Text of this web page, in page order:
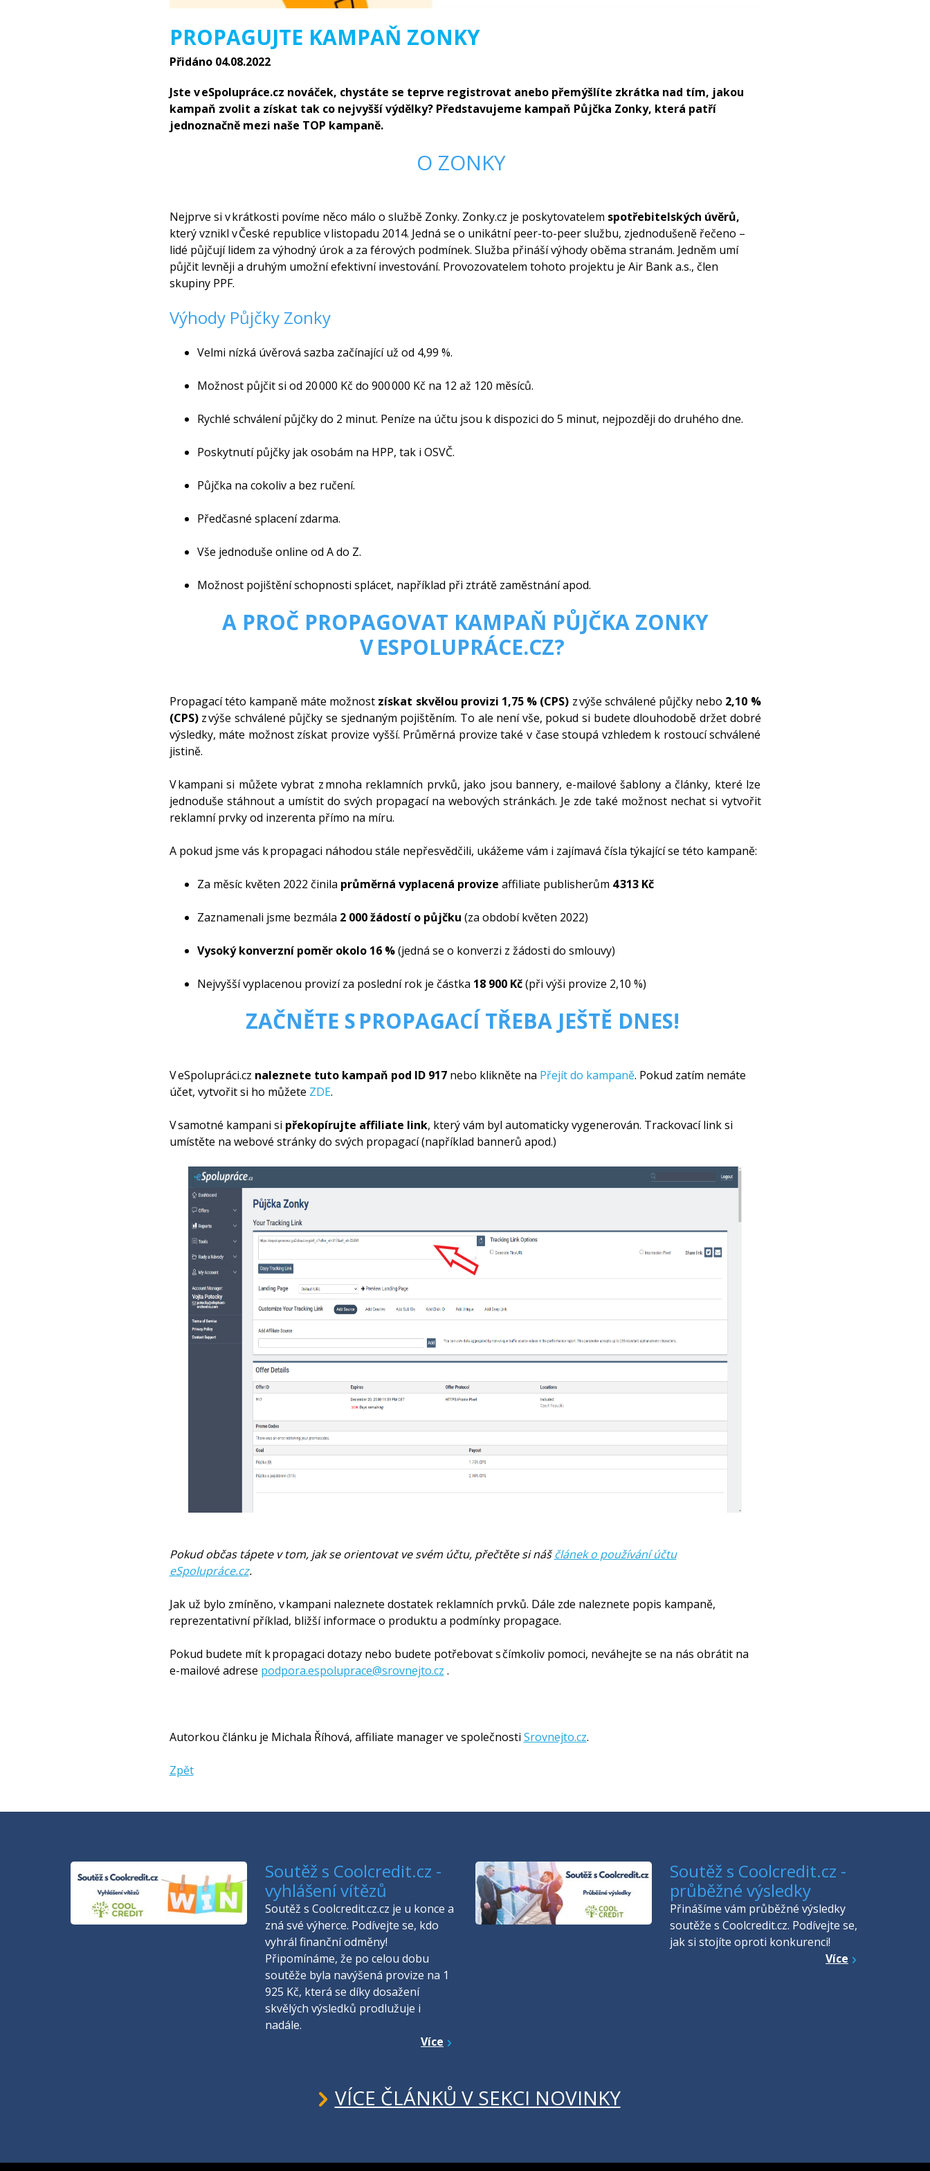
PROPAGUJTE KAMPAŇ ZONKY
Přidáno 04.08.2022
Jste v eSpolupráce.cz nováček, chystáte se teprve registrovat anebo přemýšlíte zkrátka nad tím, jakou
kampaň zvolit a získat tak co nejvyšší výdělky? Představujeme kampaň Půjčka Zonky, která patří
jednoznačně mezi naše TOP kampaně.
O ZONKY
Nejprve si v krátkosti povíme něco málo o službě Zonky. Zonky.cz je poskytovatelem spotřebitelských úvěrů,
který vznikl v České republice v listopadu 2014. Jedná se o unikátní peer-to-peer službu, zjednodušeně řečeno –
lidé půjčují lidem za výhodný úrok a za férových podmínek. Služba přináší výhody oběma stranám. Jedněm umí
půjčit levněji a druhým umožní efektivní investování. Provozovatelem tohoto projektu je Air Bank a.s., člen
skupiny PPF.
Výhody Půjčky Zonky
Velmi nízká úvěrová sazba začínající už od 4,99 %.
Možnost půjčit si od 20 000 Kč do 900 000 Kč na 12 až 120 měsíců.
Rychlé schválení půjčky do 2 minut. Peníze na účtu jsou k dispozici do 5 minut, nejpozději do druhého dne.
Poskytnutí půjčky jak osobám na HPP, tak i OSVČ.
Půjčka na cokoliv a bez ručení.
Předčasné splacení zdarma.
Vše jednoduše online od A do Z.
Možnost pojištění schopnosti splácet, například při ztrátě zaměstnání apod.
A PROČ PROPAGOVAT KAMPAŇ PŮJČKA ZONKY
V ESPOLUPRÁCE.CZ?
Propagací této kampaně máte možnost získat skvělou provizi 1,75 % (CPS) z výše schválené půjčky nebo 2,10 %
(CPS)z výše schválené půjčky se sjednaným pojištěním. To ale není vše, pokud si budete dlouhodobě držet dobré
výsledky, máte možnost získat provize vyšší. Průměrná provize také v čase stoupá vzhledem k rostoucí schválené
jistině.
V kampani si můžete vybrat z mnoha reklamních prvků, jako jsou bannery, e-mailové šablony a články, které lze
jednoduše stáhnout a umístit do svých propagací na webových stránkách. Je zde také možnost nechat si vytvořit
reklamní prvky od inzerenta přímo na míru.
A pokud jsme vás k propagaci náhodou stále nepřesvědčili, ukážeme vám i zajímavá čísla týkající se této kampaně:
Za měsíc květen 2022 činila průměrná vyplacená provize affiliate publisherům 4 313 Kč
Zaznamenali jsme bezmála 2 000žádostí o půjčku (za období květen 2022)
Vysoký konverzní poměr okolo 16 %(jedná se o konverzi z žádosti do smlouvy)
Nejvyšší vyplacenou provizí za poslední rok je částka 18 900 Kč(při výši provize 2,10 %)
ZAČNĚTE S PROPAGACÍ TŘEBA JEŠTĚ DNES!
V eSpolupráci.cz naleznete tuto kampaň pod ID 917nebo klikněte na Přejít do kampaně. Pokud zatím nemáte
účet, vytvořit si ho můžete ZDE.
V samotné kampani si překopírujte affiliate link, který vám byl automaticky vygenerován. Trackovací link si
umístěte na webové stránky do svých propagací (například bannerů apod.)
Pokud občas tápete v tom, jak se orientovat ve svém účtu, přečtěte si náščlánek o používání účtu
eSpolupráce.cz.
Jak už bylo zmíněno, v kampani naleznete dostatek reklamních prvků. Dále zde naleznete popis kampaně,
reprezentativní příklad, bližší informace o produktu a podmínky propagace.
Pokud budete mít k propagaci dotazy nebo budete potřebovat s čímkoliv pomoci, neváhejte se na nás obrátit na
e-mailové adrese podpora.espoluprace@srovnejto.cz .
Autorkou článku je Michala Říhová, affiliate manager ve společnosti Srovnejto.cz.
Zpět
Soutěž s Coolcredit.cz -
vyhlášení vítězů
Soutěž s Coolcredit.cz.cz je u konce a
zná své výherce. Podívejte se, kdo
vyhrál finanční odměny!
Připomínáme, že po celou dobu
soutěže byla navýšená provize na 1
925 Kč, která se díky dosažení
skvělých výsledků prodlužuje i
nadále.
Více
Soutěž s Coolcredit.cz -
průběžné výsledky
Přinášíme vám průběžné výsledky
soutěže s Coolcredit.cz. Podívejte se,
jak si stojíte oproti konkurenci!
Více
VÍCE ČLÁNKŮ V SEKCI NOVINKY